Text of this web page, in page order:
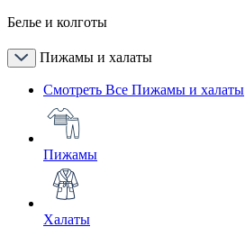
Белье и колготы
Пижамы и халаты
Смотреть Все Пижамы и халаты
Пижамы
Халаты